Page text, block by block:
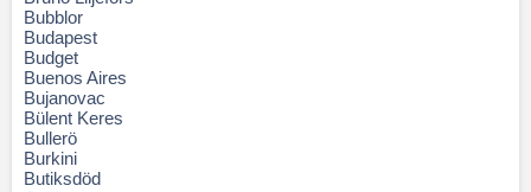
Bubblor
Budapest
Budget
Buenos Aires
Bujanovac
Bülent Keres
Bullerö
Burkini
Butiksdöd